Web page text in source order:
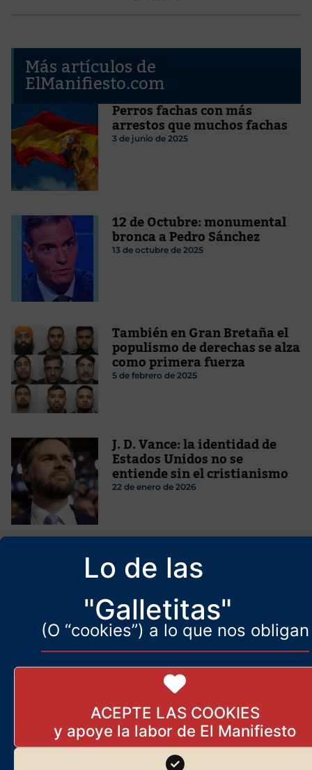
Lo de las
"Galletitas"
(O “cookies”) a lo que nos obligan
ACEPTE LAS COOKIES
Más artículos de
ElManifiesto.com
Perros fachas con más
arrestos que muchos fachas
3 de junio de 2025
12 de Octubre: monumental
bronca a Pedro Sánchez
13 de octubre de 2025
También en Gran Bretaña el
populismo de derechas se alza
como primera fuerza
5 de febrero de 2025
J. D. Vance: la identidad de
Estados Unidos no se
entiende sin el cristianismo
22 de enero de 2026
Los científicos no dan crédito:
en lugar de disminuir,
aumenta el hielo en la
Antártida
17 de mayo de 2025
Suecia, invadida y destrozada
3 de julio de 2025